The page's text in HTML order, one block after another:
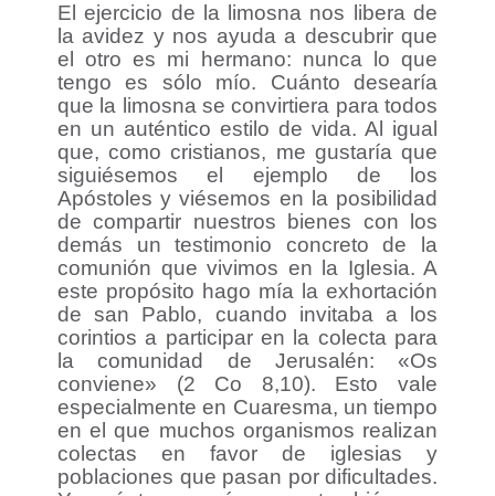
El ejercicio de la limosna nos libera de
la avidez y nos ayuda a descubrir que
el otro es mi hermano: nunca lo que
tengo es sólo mío. Cuánto desearía
que la limosna se convirtiera para todos
en un auténtico estilo de vida. Al igual
que, como cristianos, me gustaría que
siguiésemos el ejemplo de los
Apóstoles y viésemos en la posibilidad
de compartir nuestros bienes con los
demás un testimonio concreto de la
comunión que vivimos en la Iglesia. A
este propósito hago mía la exhortación
de san Pablo, cuando invitaba a los
corintios a participar en la colecta para
la comunidad de Jerusalén: «Os
conviene» (2 Co 8,10). Esto vale
especialmente en Cuaresma, un tiempo
en el que muchos organismos realizan
colectas en favor de iglesias y
poblaciones que pasan por dificultades.